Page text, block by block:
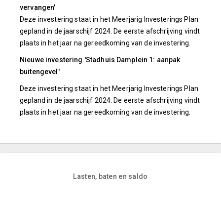
vervangen'
Deze investering staat in het Meerjarig Investerings Plan
gepland in de jaarschijf 2024. De eerste afschrijving vindt
plaats in het jaar na gereedkoming van de investering.
Nieuwe investering 'Stadhuis Damplein 1: aanpak
buitengevel'
Deze investering staat in het Meerjarig Investerings Plan
gepland in de jaarschijf 2024. De eerste afschrijving vindt
plaats in het jaar na gereedkoming van de investering.
Lasten, baten en saldo